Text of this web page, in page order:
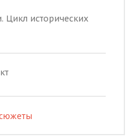
Цикл исторических